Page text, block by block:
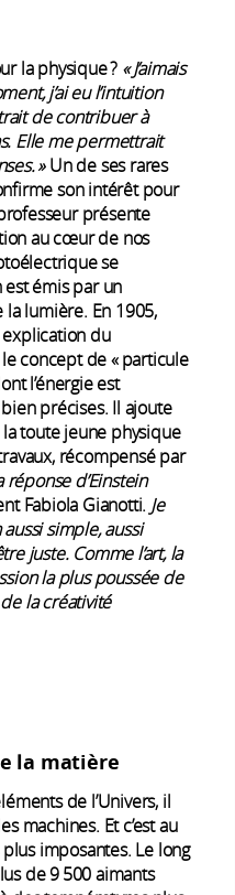
la physique ? « J’aimais
j’ai eu l’intuition
de contribuer à
Elle me permettrait
»Un de ses rares
son intérêt pour
présente
au cœur de nos
se
est émis par un
la lumière. En 1905,
du
concept de « particule
l’énergie est
précises. Il ajoute
toute jeune physique
récompensé par
réponse d’Einstein
Fabiola Gianotti. Je
simple, aussi
juste. Comme l’art, la
la plus poussée de
la créativité
la matière
de l’Univers, il
machines. Et c’est au
imposantes. Le long
de 9 500 aimants